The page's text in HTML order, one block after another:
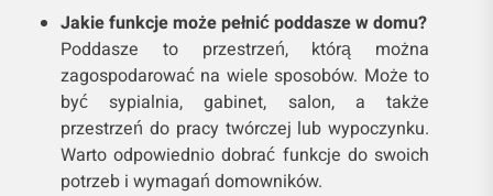
Jakie funkcje może pełnić poddasze w domu?
Poddasze to przestrzeń, którą można
zagospodarować na wiele sposobów. Może to
być sypialnia, gabinet, salon, a także
przestrzeń do pracy twórczej lub wypoczynku.
Warto odpowiednio dobrać funkcje do swoich
potrzeb i wymagań domowników.